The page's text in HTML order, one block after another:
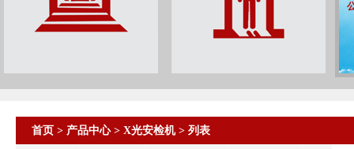
首页 > 产品中心> X光安检机> 列表